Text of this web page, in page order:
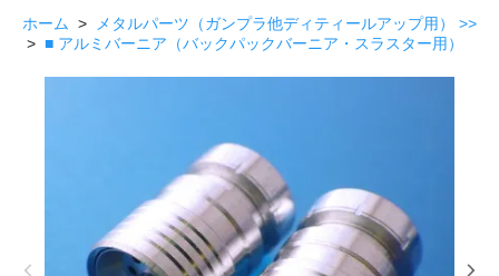
ホーム >
メタルパーツ（ガンプラ他ディティールアップ用） >>
> ■ アルミバーニア（バックパックバーニア・スラスター用）